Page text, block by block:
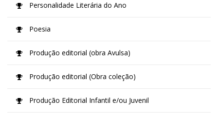
Personalidade Literária do Ano
Poesia
Produção editorial (obra Avulsa)
Produção editorial (Obra coleção)
Produção Editorial Infantil e/ou Juvenil